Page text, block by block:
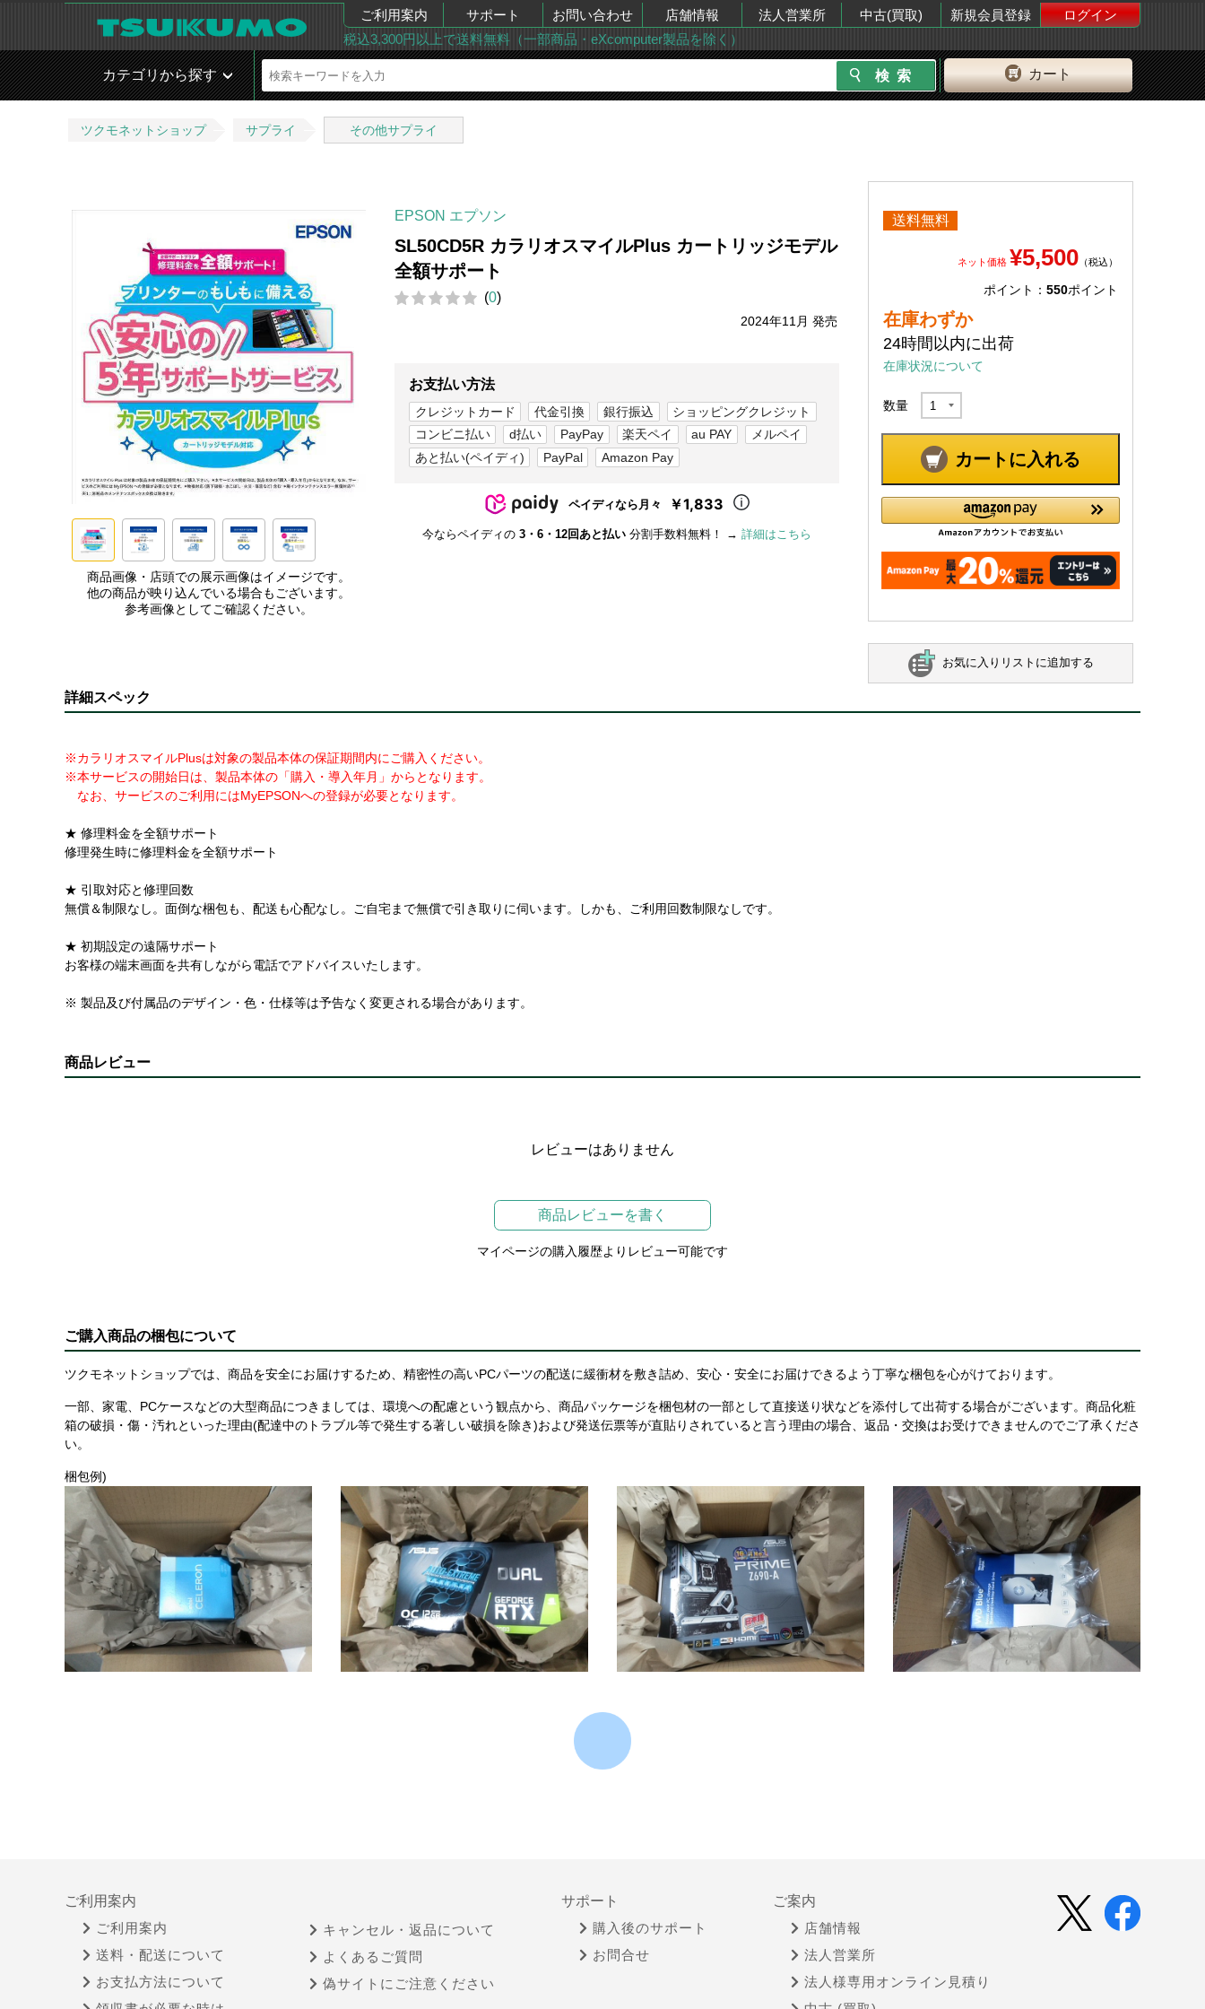
ご利用案内 サポート お問い合わせ 店舗情報 法人営業所 中古(買取) 新規会員登録
ログイン
税込3,300円以上で送料無料（一部商品・eXcomputer製品を除く）
カート
カテゴリから探す
ツクモネットショップ サプライ その他サプライ
商品画像・店頭での展示画像はイメージです。
他の商品が映り込んでいる場合もございます。
参考画像としてご確認ください。
EPSON エプソン
SL50CD5R カラリオスマイルPlus カートリッジモデル
全額サポート
(0)
2024年11月 発売
お支払い方法
クレジットカード 代金引換 銀行振込
ショッピングクレジット
コンビニ払い
d払い PayPay 楽天ペイ au PAY
メルペイ
あと払い(ペイディ)
PayPal Amazon Pay
ペイディなら月々 ￥1,833
今ならペイディの 3・6・12回あと払い 分割手数料無料！ → 詳細はこちら
送料無料
ネット価格 ¥5,500 （税込）
ポイント： 550ポイント
在庫わずか
24時間以内に出荷
在庫状況について
数量
カートに入れる
お気に入りリストに追加する
詳細スペック
※カラリオスマイルPlusは対象の製品本体の保証期間内にご購入ください。
※本サービスの開始日は、製品本体の「購入・導入年月」からとなります。
なお、サービスのご利用にはMyEPSONへの登録が必要となります。
★ 修理料金を全額サポート
修理発生時に修理料金を全額サポート
★ 引取対応と修理回数
無償＆制限なし。面倒な梱包も、配送も心配なし。ご自宅まで無償で引き取りに伺います。しかも、ご利用回数制限なしです。
★ 初期設定の遠隔サポート
お客様の端末画面を共有しながら電話でアドバイスいたします。
※ 製品及び付属品のデザイン・色・仕様等は予告なく変更される場合があります。
商品レビュー
レビューはありません
商品レビューを書く
マイページの購入履歴よりレビュー可能です
ご購入商品の梱包について
ツクモネットショップでは、商品を安全にお届けするため、精密性の高いPCパーツの配送に緩衝材を敷き詰め、安心・安全にお届けできるよう丁寧な梱包を心がけております。
一部、家電、PCケースなどの大型商品につきましては、環境への配慮という観点から、商品パッケージを梱包材の一部として直接送り状などを添付して出荷する場合がございます。商品化粧
箱の破損・傷・汚れといった理由(配達中のトラブル等で発生する著しい破損を除き)および発送伝票等が直貼りされていると言う理由の場合、返品・交換はお受けできませんのでご了承くださ
い。
梱包例)
ご利用案内
ご利用案内
送料・配送について
お支払方法について
キャンセル・返品について
よくあるご質問
偽サイトにご注意ください
サポート
購入後のサポート
お問合せ
ご案内
店舗情報
法人営業所
法人様専用オンライン見積り